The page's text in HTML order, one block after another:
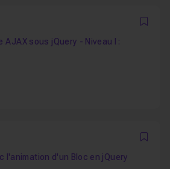
sous jQuery - Niveau I :
l'animation d'un Bloc en jQuery